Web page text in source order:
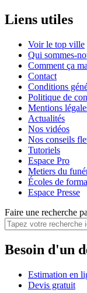
Liens utiles
Voir le top ville
Qui sommes-
Comment ça
Contact
Conditions
Politique de
Mentions
Actualités
Nos vidéos
Nos conseils
Tutoriels
Espace Pro
Metiers du
Écoles de
Espace Presse
Faire une recherche
Besoin d'un
Estimation en
Devis gratuit